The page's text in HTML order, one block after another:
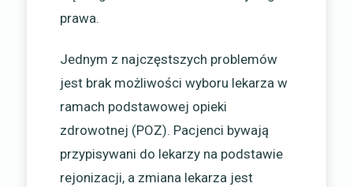
prawa.
Jednym z najczęstszych problemów
jest brak możliwości wyboru lekarza w
ramach podstawowej opieki
zdrowotnej (POZ). Pacjenci bywają
przypisywani do lekarzy na podstawie
rejonizacji, a zmiana lekarza jest